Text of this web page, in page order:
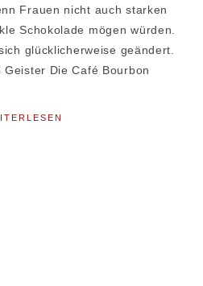
Frauen nicht auch starken
Schokolade mögen würden.
glücklicherweise geändert.
Die Café Bourbon